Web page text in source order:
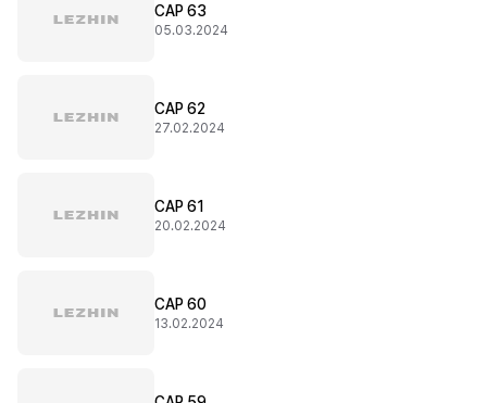
CAP 63
05.03.2024
CAP 62
27.02.2024
CAP 61
20.02.2024
CAP 60
13.02.2024